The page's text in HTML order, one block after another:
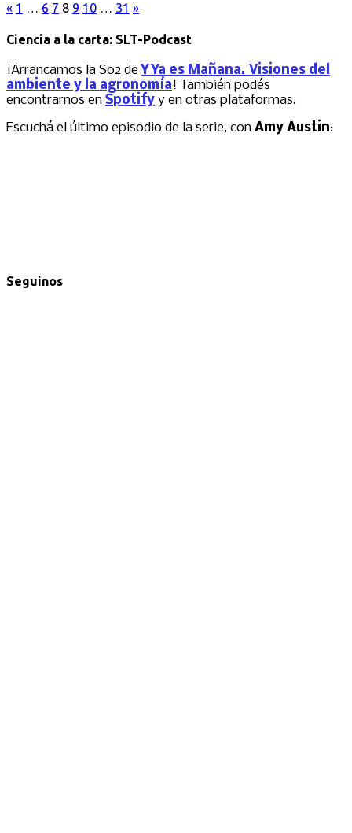
« 1 … 6 7 8 9 10 … 31 »
Ciencia a la carta: SLT-Podcast
¡Arrancamos la S02 deY Ya es Mañana. Visiones del
ambiente y la agronomía! También podés
encontrarnos en Spotify y en otras plataformas.
Escuchá el último episodio de la serie, con Amy Austin:
Seguinos